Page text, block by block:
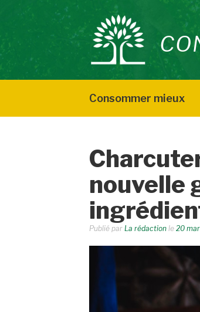
contenu
Consommer mieux
nouvelle
Publié par La rédaction le 20